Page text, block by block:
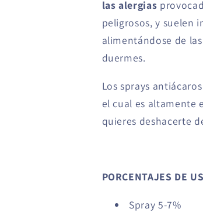
las alergias
peligrosos, y suelen
alimentándose de las
duermes.
Los sprays
el cual es altamente
quieres deshacerte
PORCENTAJES DE
Spray 5-7%